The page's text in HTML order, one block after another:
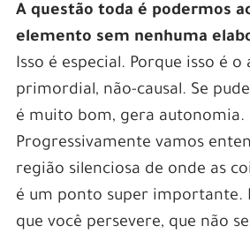
A questão toda é podermos
elemento sem nenhuma
Isso é especial. Porque isso é o
primordial, não-causal. Se
é muito bom, gera autonomia.
Progressivamente vamos
região silenciosa de onde as
é um ponto super importante.
que você persevere, que não